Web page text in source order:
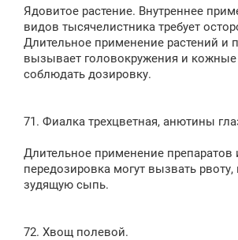
Ядовитое растение. Внутреннее
видов тысячелистника требует
Длительное применение растений и
вызывает головокружения и
соблюдать дозировку.
71. Фиалка трехцветная, анютины
Длительное применение препаратов
передозировка могут вызвать рвоту,
зудящую сыпь.
72. Хвощ полевой.